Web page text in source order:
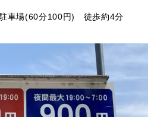
車場(60分100円) 徒歩約4分